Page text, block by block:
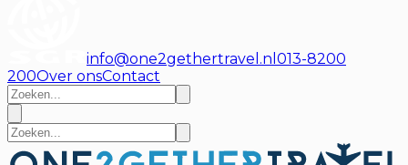
info@one2gethertravel.nl 013-8200
200Over onsContact